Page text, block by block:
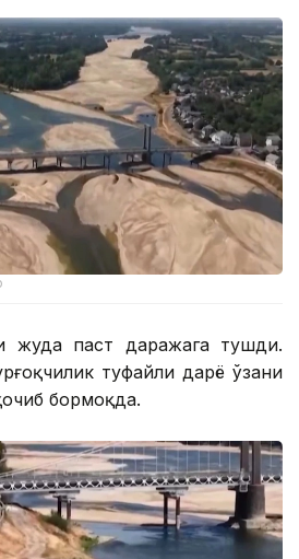
жуда паст даражага тушди.
туфайли дарё ўзани
бормоқда.